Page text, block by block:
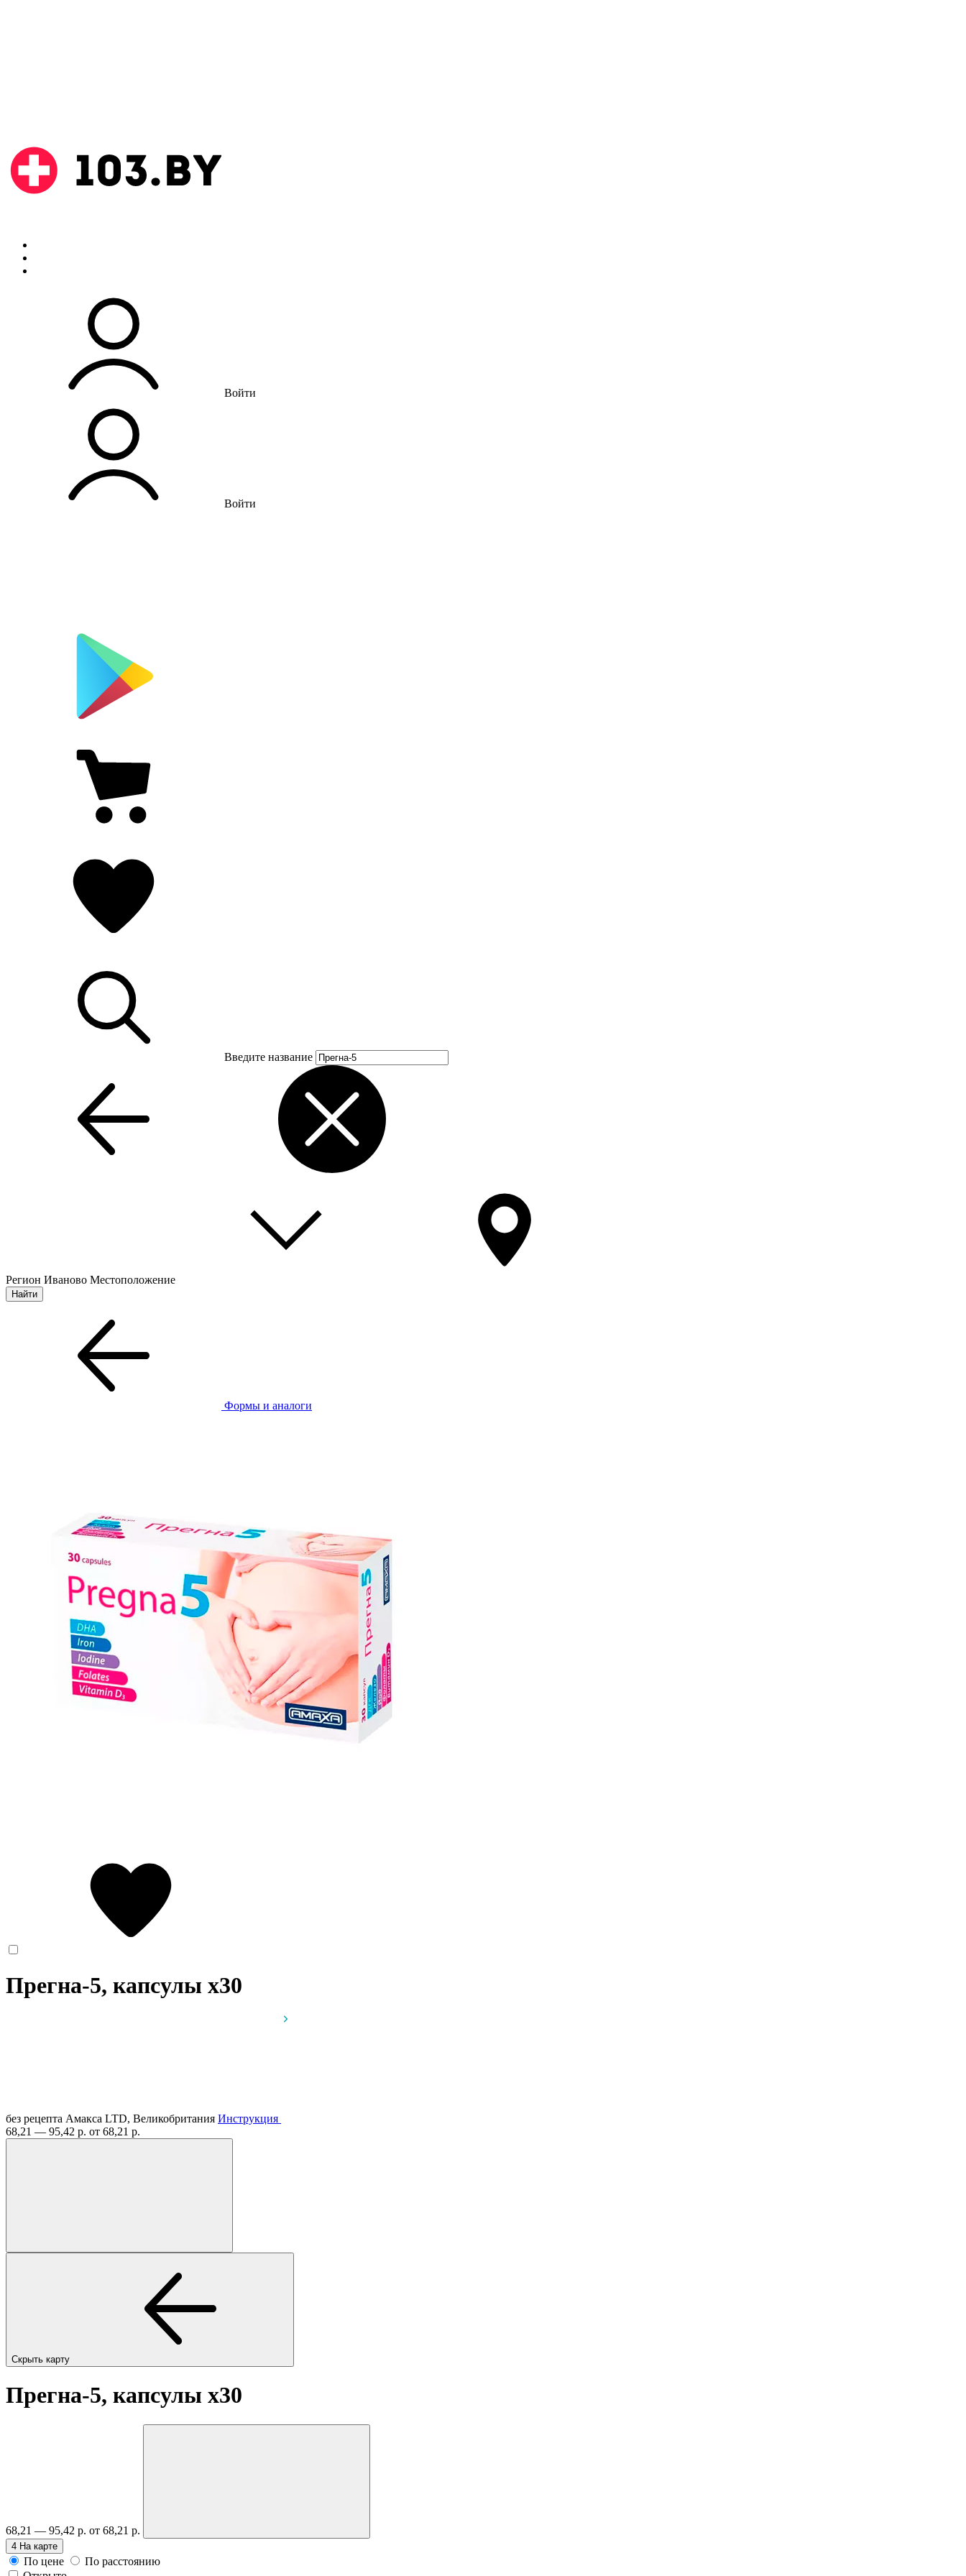
Войти
Войти
Введите название
Регион Иваново Местоположение
Формы и аналоги
Прегна-5, капсулы x30
без рецепта Амакса LTD, Великобритания Инструкция
68,21 — 95,42 р. от 68,21 р.
Скрыть карту
Прегна-5, капсулы x30
68,21 — 95,42 р. от 68,21 р.
4 На карте
По цене
По расстоянию